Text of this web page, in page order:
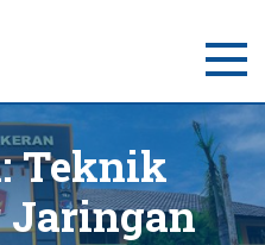
Takeran
Teknik
Jaringan